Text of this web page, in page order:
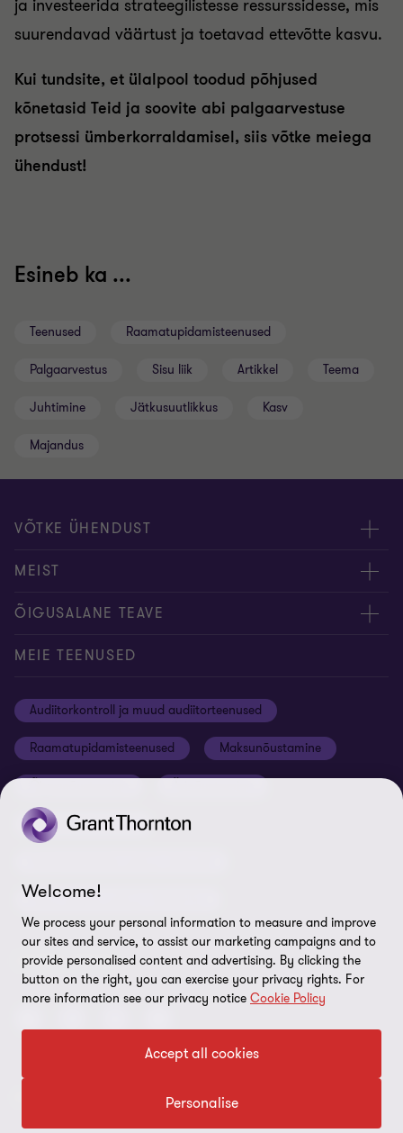
ja investeerida strateegilistesse ressurssidesse, mis
suurendavad väärtust ja toetavad ettevõtte kasvu.
Kui tundsite, et ülalpool toodud põhjused
kõnetasid Teid ja soovite abi palgaarvestuse
protsessi ümberkorraldamisel, siis võtke meiega
ühendust!
Esineb ka ...
Teenused Raamatupidamisteenused
Palgaarvestus Sisu liik Artikkel Teema
Juhtimine Jätkusuutlikkus Kasv
Majandus
VÕTKE ÜHENDUST
Meie töötajad
Kontakt
Grant Thornton Baltic Leedus
MEIST
Ettevõttest
Meie uudised
Karjäär
Global reach
ÕIGUSALANE TEAVE
Privaatsus
Ettevõtte rekvisiidid
Nõuded tarnijatele
Rikkumisest teavitamine
MEIE TEENUSED
Audiitorkontroll ja muud audiitorteenused
Raamatupidamisteenused Maksunõustamine
Finantsnõustamine
Personaliteenused ja värbamine
LEIDKE MEID!
© 2026 Grant Thornton Baltic OÜ. Kõik õigused kaitstud.
Welcome!
We process your personal information to measure and improve
our sites and service, to assist our marketing campaigns and to
provide personalised content and advertising. By clicking the
button on the right, you can exercise your privacy rights. For
more information see our privacy notice Cookie Policy
Accept all cookies
Personalise